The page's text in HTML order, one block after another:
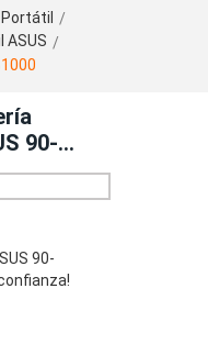
ASUS
90-
90-